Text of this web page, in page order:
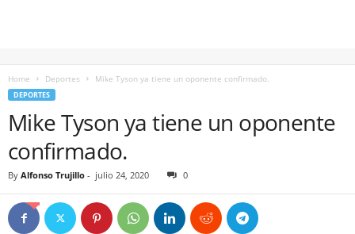
Home Deportes Mike Tyson ya tiene un oponente confirmado.
DEPORTES
Mike Tyson ya tiene un oponente
confirmado.
By Alfonso Trujillo - julio 24, 2020 0